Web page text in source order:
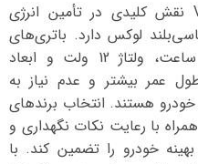
باتری خودروی چری اکستریم VX نقش کلیدی در تأمین انرژی
لوکس دارد. باتری‌های
سیلد اتمی با ظرفیت 74 آمپر ساعت، ولتاژ 12 ولت و ابعاد
طول عمر بیشتر و عدم نیاز به
خودرو هستند. انتخاب برندهای
با رعایت نکات نگهداری و
خودرو را تضمین کند. با